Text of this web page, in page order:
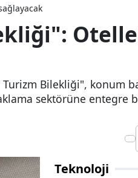
Bilekliği", konum
sektörüne entegre
Teknoloji